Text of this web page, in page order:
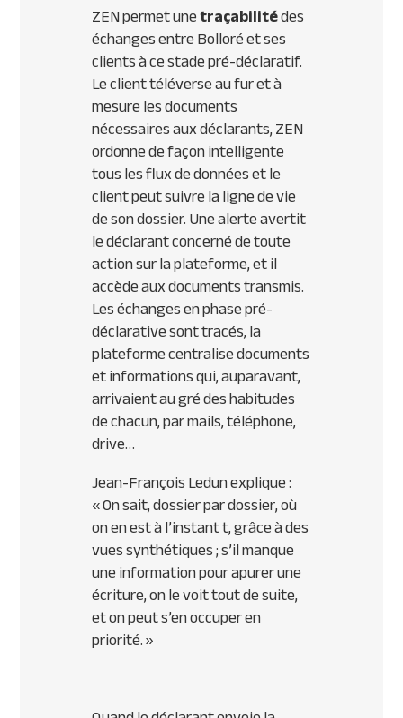
ZEN permet unetraçabilitédes
échanges entre Bolloré et ses
clients à ce stade pré-déclaratif.
Le client téléverse au fur et à
mesure les documents
nécessaires aux déclarants, ZEN
ordonne de façon intelligente
tous les flux de données et le
client peut suivre la ligne de vie
de son dossier. Une alerte avertit
le déclarant concerné de toute
action sur la plateforme, et il
accède aux documents transmis.
Les échanges en phase pré-
déclarative sont tracés, la
plateforme centralise documents
et informations qui, auparavant,
arrivaient au gré des habitudes
de chacun, par mails, téléphone,
drive…
Jean-François Ledun explique :
«On sait, dossier par dossier, où
on en est à l’instant t, grâce à des
vues synthétiques ; s’il manque
une information pour apurer une
écriture, on le voit tout de suite,
et on peut s’en occuper en
priorité.»